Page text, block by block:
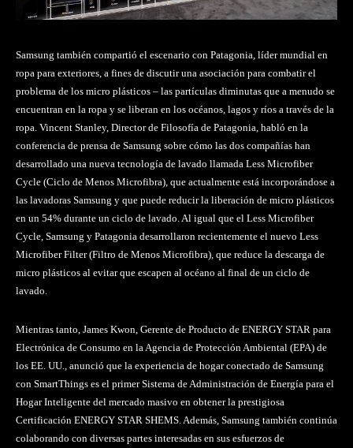
Samsung también compartió el escenario con Patagonia, líder mundial en
ropa para exteriores, a fines de discutir una asociación para combatir el
problema de los micro plásticos – las partículas diminutas que a menudo se
encuentran en la ropa y se liberan en los océanos, lagos y ríos a través de la
ropa. Vincent Stanley, Director de Filosofía de Patagonia, habló en la
conferencia de prensa de Samsung sobre cómo las dos compañías han
desarrollado una nueva tecnología de lavado llamada Less Microfiber
Cycle (Ciclo de Menos Microfibra), que actualmente está incorporándose a
las lavadoras Samsung y que puede reducir la liberación de micro plásticos
en un 54% durante un ciclo de lavado. Al igual que el Less Microfiber
Cycle, Samsung y Patagonia desarrollaron recientemente el nuevo Less
Microfiber Filter (Filtro de Menos Microfibra), que reduce la descarga de
micro plásticos al evitar que escapen al océano al final de un ciclo de
lavado.
Mientras tanto, James Kwon, Gerente de Producto de ENERGY STAR para
Electrónica de Consumo en la Agencia de Protección Ambiental (EPA) de
los EE. UU., anunció que la experiencia de hogar conectado de Samsung
con SmartThings es el primer Sistema de Administración de Energía para el
Hogar Inteligente del mercado masivo en obtener la prestigiosa
Certificación ENERGY STAR SHEMS. Además, Samsung también continúa
colaborando con diversas partes interesadas en sus esfuerzos de